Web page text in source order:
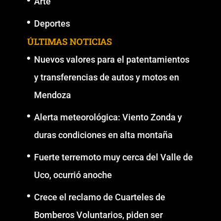
Deportes
ÚLTIMAS NOTICIAS
Nuevos valores para el patentamientos
y transferencias de autos y motos en
Mendoza
Alerta meteorológica: Viento Zonda y
duras condiciones en alta montaña
Fuerte terremoto muy cerca del Valle de
Uco, ocurrió anoche
Crece el reclamo de Cuarteles de
Bomberos Voluntarios, piden ser